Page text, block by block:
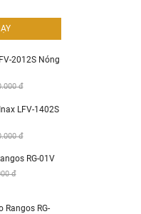
2012S Nóng
đ
LFV-1402S
đ
RG-01V
đ
Rangos RG-